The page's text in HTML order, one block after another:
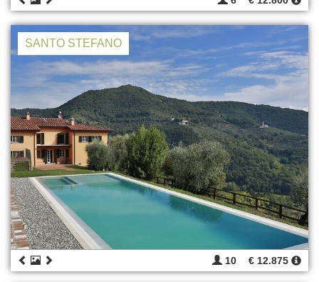
SANTO STEFANO
10 € 12.875